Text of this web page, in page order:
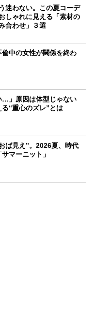
迷わない。この夏コーデ
しゃれに見える「素材の
合わせ」３選
中の女性が関係を終わ
…」原因は体型じゃない
“重心のズレ”とは
ば見え”。2026夏、時代
マーニット」